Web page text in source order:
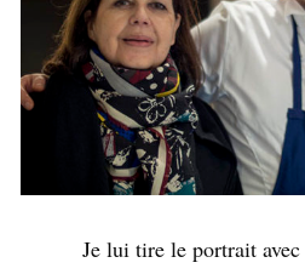
Je lui tire le portrait avec